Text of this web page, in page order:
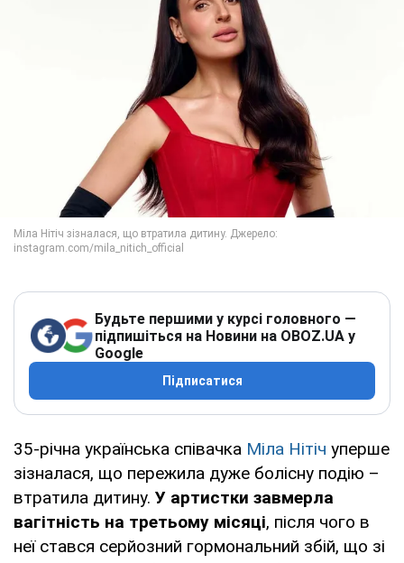
Будьте першими у курсі головного —
підпишіться на Новини на OBOZ.UA у
Google
Підписатися
35-річна українська співачка Міла Нітіч уперше
зізналася, що пережила дуже болісну подію –
втратила дитину. У артистки завмерла
вагітність на третьому місяці, після чого в
неї стався серйозний гормональний збій, що зі